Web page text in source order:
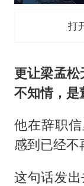
打
更让梁孟
不知情，是
他在辞职
感到已经
这句话发